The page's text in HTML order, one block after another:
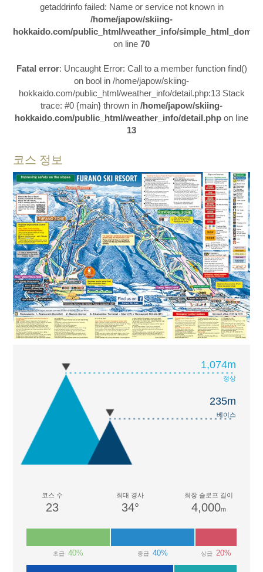
getaddrinfo failed: Name or service not known in
/home/japow/skiing-
hokkaido.com/public_html/weather_info/
on line 70
Fatal error: Uncaught Error: Call to a member function find()
on bool in /home/japow/skiing-
hokkaido.com/public_html/weather_info/detail.php:13 Stack
trace: #0 {main} thrown in /home/japow/skiing-
hokkaido.com/public_html/weather_info/detail.php on line
13
코스 정보
1,074m
정상
235m
베이스
코스 수
23
최대 경사
34°
최장 슬로프 길이
4,000m
초급 40% 중급 40% 상급 20%